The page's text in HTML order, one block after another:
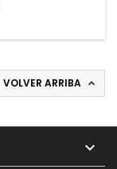
VOLVER ARRIBA 
